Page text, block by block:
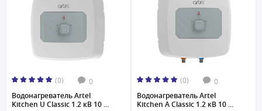
(0) 0
Водонагреватель Artel
Kitchen U Classic 1.2 кВ 10 ...
(0) 0
Водонагреватель Artel
Kitchen A Classic 1.2 кВ 10 ...